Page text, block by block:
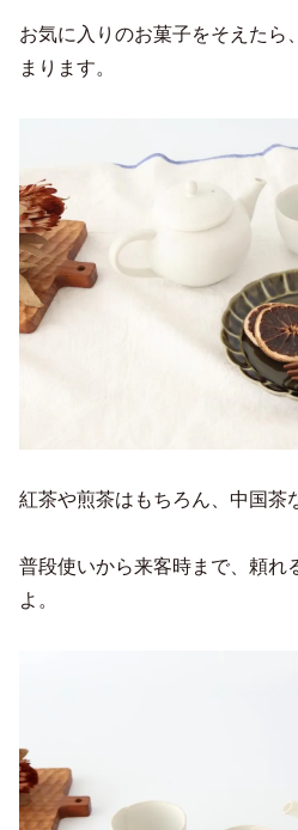
お気に入りのお菓子をそえたら
まります。
紅茶や煎茶はもちろん、中国茶
普段使いから来客時まで、頼れ
よ。